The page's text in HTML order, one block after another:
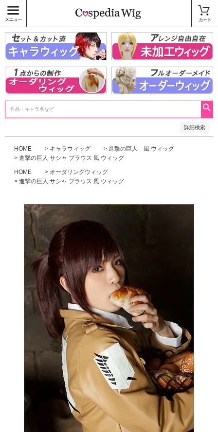
詳細検索
〜
商品タグ
キャラウィッグ
未加工ウィッグ
ベースウィッグ
衣装
SALE中
HOME キャラウィッグ
進撃の巨人 風 ウィッグ
進撃の巨人 サシャ ブラウス 風 ウィッグ
HOME
オーダリングウィッグ
進撃の巨人 サシャ ブラウス 風 ウィッグ